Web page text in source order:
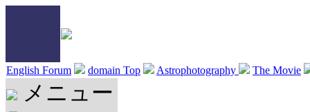
English Forum domain Top Astrophotography The Movie
メニュー